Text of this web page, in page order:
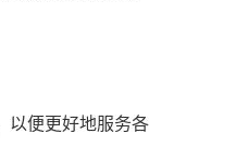
以便更好地服务各